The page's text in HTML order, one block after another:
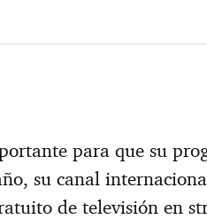
para que su
su canal
de televisión en